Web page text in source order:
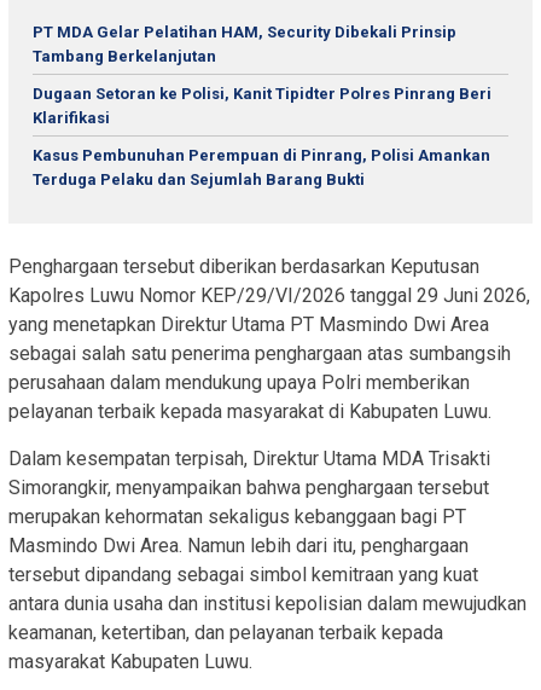
PT MDA Gelar Pelatihan HAM, Security Dibekali Prinsip
Tambang Berkelanjutan
Dugaan Setoran ke Polisi, Kanit Tipidter Polres Pinrang Beri
Klarifikasi
Kasus Pembunuhan Perempuan di Pinrang, Polisi Amankan
Terduga Pelaku dan Sejumlah Barang Bukti
Penghargaan tersebut diberikan berdasarkan Keputusan
Kapolres Luwu Nomor KEP/29/VI/2026 tanggal 29 Juni 2026,
yang menetapkan Direktur Utama PT Masmindo Dwi Area
sebagai salah satu penerima penghargaan atas sumbangsih
perusahaan dalam mendukung upaya Polri memberikan
pelayanan terbaik kepada masyarakat di Kabupaten Luwu.
Dalam kesempatan terpisah, Direktur Utama MDA Trisakti
Simorangkir, menyampaikan bahwa penghargaan tersebut
merupakan kehormatan sekaligus kebanggaan bagi PT
Masmindo Dwi Area. Namun lebih dari itu, penghargaan
tersebut dipandang sebagai simbol kemitraan yang kuat
antara dunia usaha dan institusi kepolisian dalam mewujudkan
keamanan, ketertiban, dan pelayanan terbaik kepada
masyarakat Kabupaten Luwu.